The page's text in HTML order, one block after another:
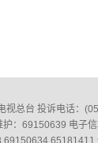
视总台 投诉电话：
：69150639 电子
69150634 65181411